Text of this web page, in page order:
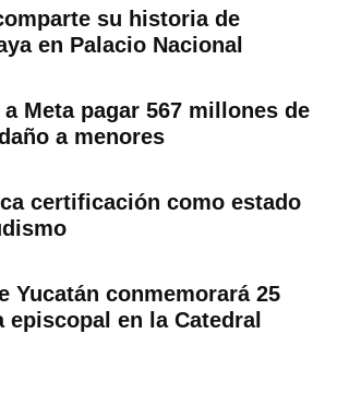
su historia de
en Palacio Nacional
Meta pagar 567 millones de
a menores
certificación como estado
Yucatán conmemorará 25
episcopal en la Catedral